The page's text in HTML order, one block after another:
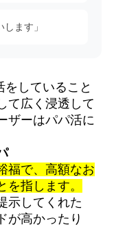
ます」
していること
て広く浸透して
ザーはパパ活に
福で、高額なお
指します。
示してくれた
が高かったり